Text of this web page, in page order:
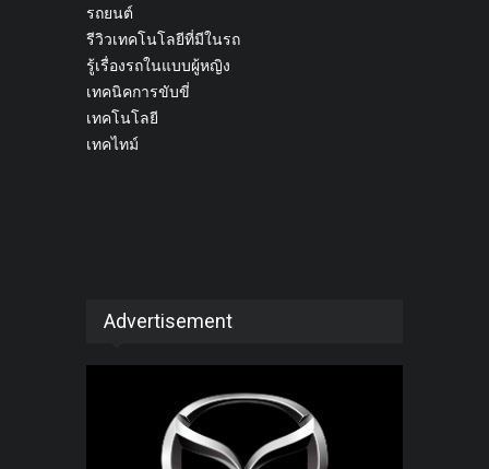
รถยนต์
รีวิวเทคโนโลยีที่มีในรถ
รู้เรื่องรถในแบบผู้หญิง
เทคนิคการขับขี่
เทคโนโลยี
เทคไทม์
Advertisement